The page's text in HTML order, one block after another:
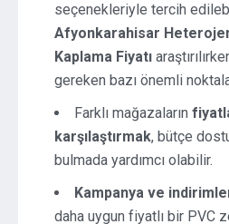
seçenekleriyle tercih
Afyonkarahisar
Kaplama Fiyatı
gereken bazı önemli
Farklı mağazaların
karşılaştırmak, bütçe
bulmada yardımcı olabilir.
Kampanya ve
daha uygun fiyatlı bir PVC